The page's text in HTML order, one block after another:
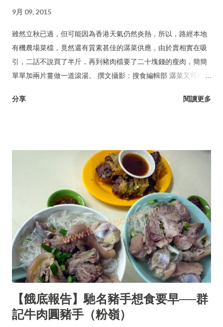
9月 09, 2015
雖然立秋已過，但可能因為香港天氣仍然炎熱，所以，路經本地
有機農場菜檔，竟然還有質素甚佳的潺菜供應，由於賣相實在吸
引，二話不說買了半斤，再到豬肉檔要了二十塊錢的瘦肉，簡簡
單單加兩片薑做一道滾湯。 撰文攝影：搜食編輯部 潺菜又可稱木
分享 閱讀更多
【餓底報告】馳名豬手想食要早──群
記牛肉圓豬手（粉嶺）